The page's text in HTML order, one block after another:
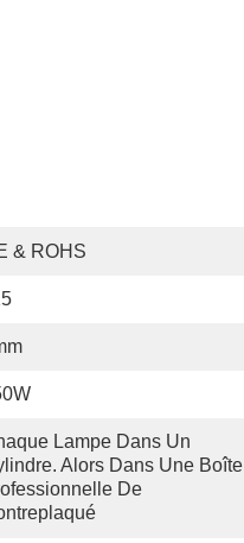
& ROHS
Lampe Dans Un
Alors Dans Une Boîte
De